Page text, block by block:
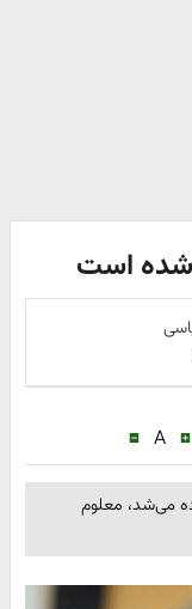
شده است
A
می‌شد، معلوم